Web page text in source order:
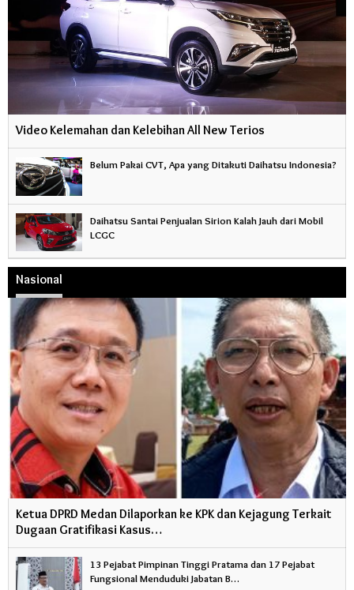
Video Kelemahan dan Kelebihan All New Terios
Belum Pakai CVT, Apa yang Ditakuti Daihatsu Indonesia?
Daihatsu Santai Penjualan Sirion Kalah Jauh dari Mobil
LCGC
Nasional
Ketua DPRD Medan Dilaporkan ke KPK dan Kejagung Terkait
Dugaan Gratifikasi Kasus…
13 Pejabat Pimpinan Tinggi Pratama dan 17 Pejabat
Fungsional Menduduki Jabatan B…